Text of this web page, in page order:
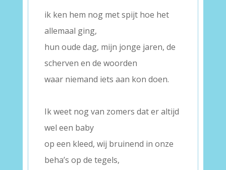
ik ken hem nog met spijt hoe het
allemaal ging,
hun oude dag, mijn jonge jaren, de
scherven en de woorden
waar niemand iets aan kon doen.
Ik weet nog van zomers dat er altijd
wel een baby
op een kleed, wij bruinend in onze
beha’s op de tegels,